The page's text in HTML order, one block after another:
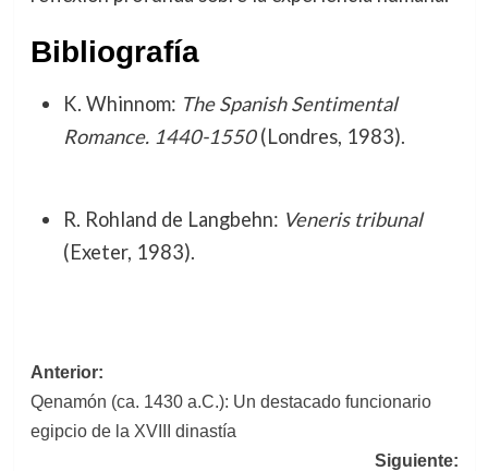
Bibliografía
K. Whinnom: The Spanish Sentimental
Romance. 1440-1550(Londres, 1983).
R. Rohland de Langbehn: Veneris tribunal
(Exeter, 1983).
Navegación
de
entradas
Anterior:
Qenamón (ca. 1430 a.C.): Un destacado funcionario
egipcio de la XVIII dinastía
Siguiente: